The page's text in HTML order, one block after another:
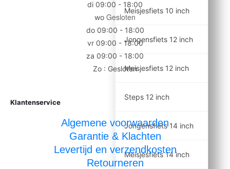
Meisjesfiets 10 inch
Jongensfiets 12 inch
Meisjesfiets 12 inch
Steps 12 inch
Jongensfiets 14 inch
Meisjesfiets 14 inch
di 09:00 - 18:00
wo Gesloten
do 09:00 - 18:00
vr 09:00 - 18:00
za 09:00 - 18:00
Zo : Gesloten
Klantenservice
Algemene voorwaarden
Garantie & Klachten
Levertijd en verzendkosten
Retourneren